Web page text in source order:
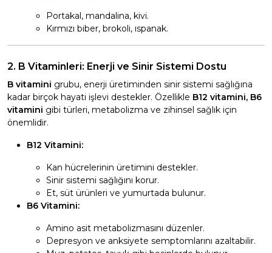
Portakal, mandalina, kivi.
Kırmızı biber, brokoli, ıspanak.
2. B Vitaminleri: Enerji ve Sinir Sistemi Dostu
B vitamini grubu, enerji üretiminden sinir sistemi sağlığına
kadar birçok hayati işlevi destekler. Özellikle B12 vitamini, B6
vitamini gibi türleri, metabolizma ve zihinsel sağlık için
önemlidir.
B12 Vitamini:
Kan hücrelerinin üretimini destekler.
Sinir sistemi sağlığını korur.
Et, süt ürünleri ve yumurtada bulunur.
B6 Vitamini:
Amino asit metabolizmasını düzenler.
Depresyon ve anksiyete semptomlarını azaltabilir.